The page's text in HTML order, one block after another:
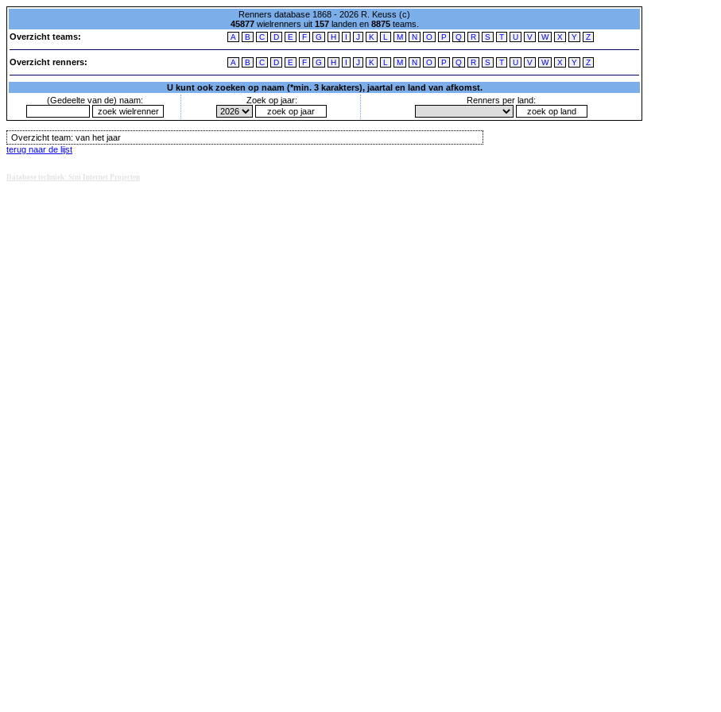
Renners database 1868 - 2026 R. Keuss (c)
45877wielrenners uit 157landen en 8875teams.
Overzicht teams:
A B C D E F G H I J K L M N O P Q R S T U V W X Y Z
Overzicht renners: A B C D E F G H I J K L M N O P Q R S T U V W X Y Z
U kunt ook zoeken op naam (*min. 3 karakters), jaartal en land van afkomst.
(Gedeelte van de) naam:
Zoek op jaar: Renners per land:
Overzicht team: van het jaar
terug naar de lijst
Database techniek: Sini Internet Projecten